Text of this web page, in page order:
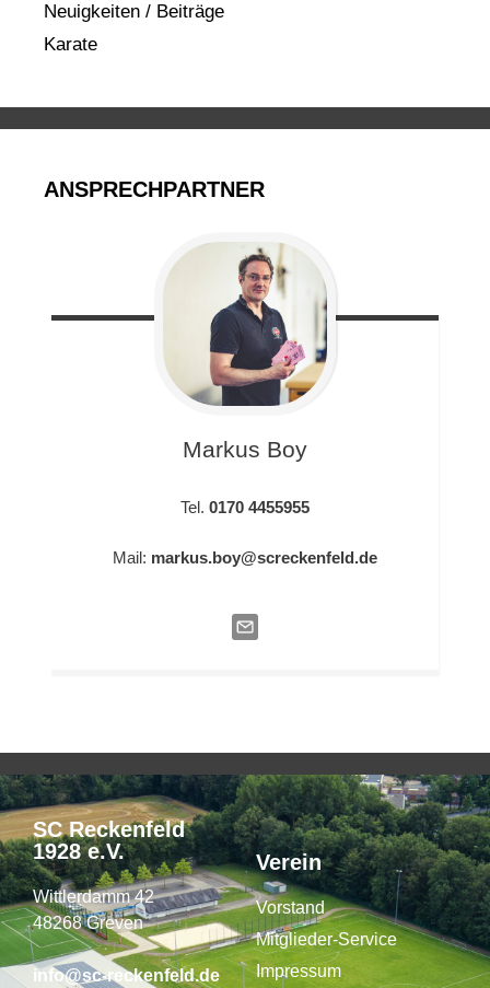
Neuigkeiten / Beiträge
Karate
ANSPRECHPARTNER
Markus Boy
Tel. 0170 4455955
Mail: markus.boy@screckenfeld.de
SC Reckenfeld
1928 e.V.
Wittlerdamm 42
48268 Greven
info@sc-reckenfeld.de
Verein
Vorstand
Mitglieder-Service
Impressum